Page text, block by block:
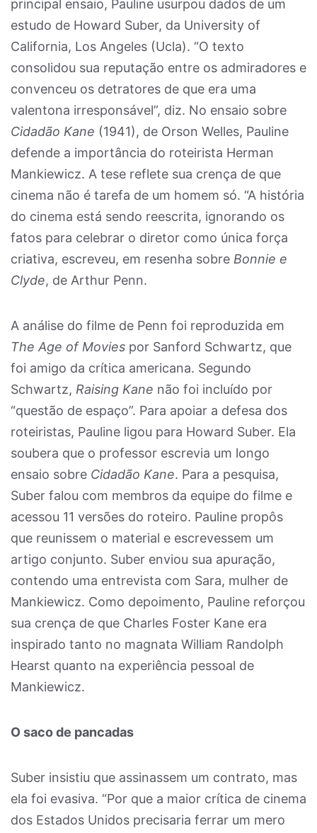
principal ensaio, Pauline usurpou dados de um
estudo de Howard Suber, da University of
California, Los Angeles (Ucla). “O texto
consolidou sua reputação entre os admiradores e
convenceu os detratores de que era uma
valentona irresponsável”, diz. No ensaio sobre
Cidadão Kane (1941), de Orson Welles, Pauline
defende a importância do roteirista Herman
Mankiewicz. A tese reflete sua crença de que
cinema não é tarefa de um homem só. “A história
do cinema está sendo reescrita, ignorando os
fatos para celebrar o diretor como única força
criativa, escreveu, em resenha sobre Bonnie e
Clyde, de Arthur Penn.
A análise do filme de Penn foi reproduzida em
The Age of Movies por Sanford Schwartz, que
foi amigo da crítica americana. Segundo
Schwartz, Raising Kane não foi incluído por
“questão de espaço”. Para apoiar a defesa dos
roteiristas, Pauline ligou para Howard Suber. Ela
soubera que o professor escrevia um longo
ensaio sobre Cidadão Kane. Para a pesquisa,
Suber falou com membros da equipe do filme e
acessou 11 versões do roteiro. Pauline propôs
que reunissem o material e escrevessem um
artigo conjunto. Suber enviou sua apuração,
contendo uma entrevista com Sara, mulher de
Mankiewicz. Como depoimento, Pauline reforçou
sua crença de que Charles Foster Kane era
inspirado tanto no magnata William Randolph
Hearst quanto na experiência pessoal de
Mankiewicz.
O saco de pancadas
Suber insistiu que assinassem um contrato, mas
ela foi evasiva. “Por que a maior crítica de cinema
dos Estados Unidos precisaria ferrar um mero